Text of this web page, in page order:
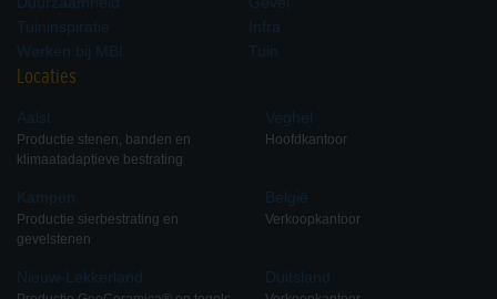
Tuininspiratie
Werken bij MBI
Infra
Tuin
Locaties
Aalst
Productie stenen, banden en
klimaatadaptieve bestrating
Kampen
Productie sierbestrating en
gevelstenen
Nieuw-Lekkerland
Veghel
Hoofdkantoor
België
Verkoopkantoor
Duitsland